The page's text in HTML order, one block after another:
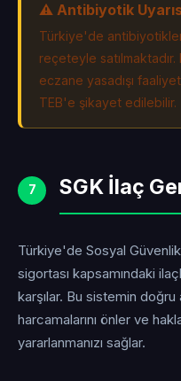
⚠️ Antibiyotik
Türkiye'de
reçeteyle
eczane yasadışı
TEB'e şikayet edilebilir.
7 SGK İlaç
Türkiye'de Sosyal
sigortası kapsamındaki
karşılar. Bu sistemin doğru
harcamalarını önler ve
yararlanmanızı sağlar.